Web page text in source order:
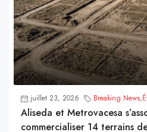
juillet 23, 2026 Breaking News,
Aliseda et Metrovacesa
commercialiser 14 terrains